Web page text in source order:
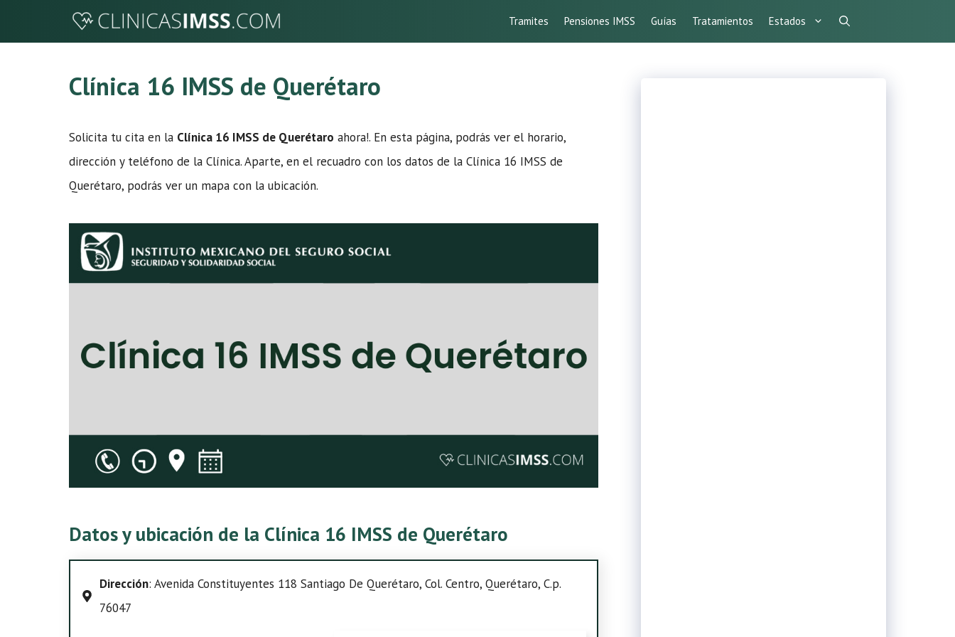
Tramites Pensiones IMSS Guías Tratamientos Estados
Clínica 16 IMSS de Querétaro
Solicita tu cita en la Clínica 16 IMSS de Querétaro ahora!. En esta página, podrás ver el horario,
dirección y teléfono de la Clínica. Aparte, en el recuadro con los datos de la Clínica 16 IMSS de
Querétaro, podrás ver un mapa con la ubicación.
Datos y ubicación de la Clínica 16 IMSS de Querétaro
Dirección: Avenida Constituyentes 118 Santiago De Querétaro, Col. Centro, Querétaro, C.p.
76047